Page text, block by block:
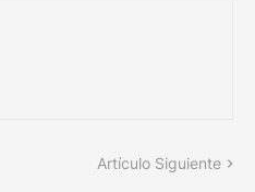
Artículo Siguiente